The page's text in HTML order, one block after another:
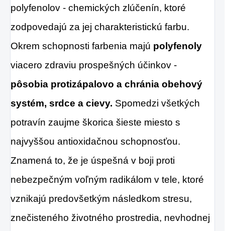
polyfenolov - chemických zlúčenín, ktoré
zodpovedajú za jej charakteristickú farbu.
Okrem schopnosti farbenia majú polyfenoly
viacero zdraviu prospešných účinkov -
pôsobia protizápalovo a chránia obehový
systém, srdce a cievy. Spomedzi všetkých
potravín zaujme škorica šieste miesto s
najvyššou antioxidačnou schopnosťou.
Znamená to, že je úspešná v boji proti
nebezpečným voľným radikálom v tele, ktoré
vznikajú predovšetkým následkom stresu,
znečisteného životného prostredia, nevhodnej